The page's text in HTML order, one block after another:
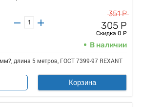
351 Р
305 Р
Скидка 0 Р
В наличии
длина 5 метров, ГОСТ 7399-97 REXANT
Корзина